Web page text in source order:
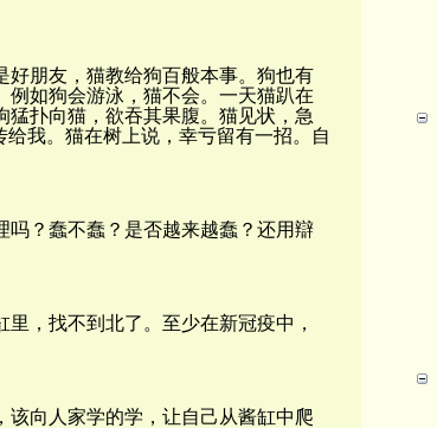
朋友，猫教给狗百般本事。狗也有
如狗会游泳，猫不会。一天猫趴在
扑向猫，欲吞其果腹。猫见状，急
给我。猫在树上说，幸亏留有一招。自
？蠢不蠢？是否越来越蠢？还用辯
，找不到北了。至少在新冠疫中，
该向人家学的学，让自己从酱缸中爬